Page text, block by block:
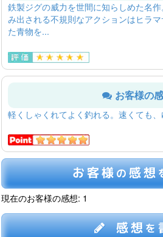
鉄製ジグの威力を世間に知らしめた名
み出される不規則なアクションはヒラ
た青物を...
お客様の
軽くしゃくれてよく釣れる。速くても、
お客様の感想
現在のお客様の感想: 1
感想を